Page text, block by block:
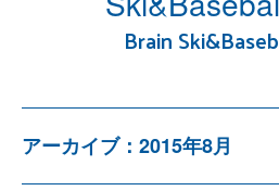
Brain
アーカイブ：2015年8月